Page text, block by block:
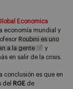
Economics
economía mundial y
Roubini es uno
a la gente
y
en salir de la crisis.
conclusión es que en
del
RGE de